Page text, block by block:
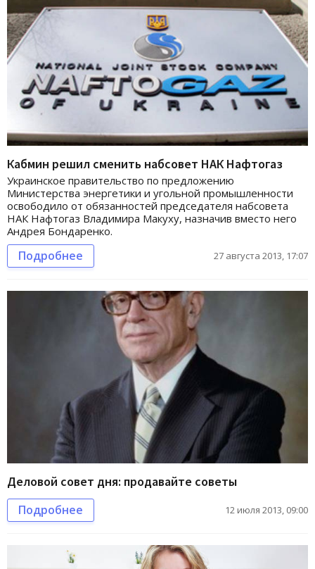
Кабмин решил сменить набсовет НАК Нафтогаз
Украинское правительство по предложению
Министерства энергетики и угольной промышленности
освободило от обязанностей председателя набсовета
НАК Нафтогаз Владимира Макуху, назначив вместо него
Андрея Бондаренко.
Подробнее 27 августа 2013, 17:07
Деловой совет дня: продавайте советы
Подробнее 12 июля 2013, 09:00